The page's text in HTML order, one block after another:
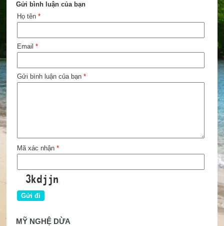
Gửi bình luận của bạn
Họ tên *
Email *
Gửi bình luận của bạn *
Mã xác nhận *
MỸ NGHỆ DỪA